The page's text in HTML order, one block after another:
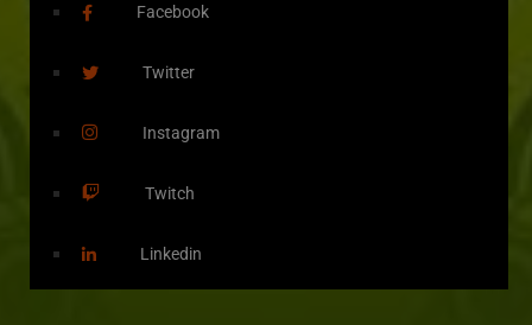
Facebook
Twitter
Instagram
Twitch
Linkedin